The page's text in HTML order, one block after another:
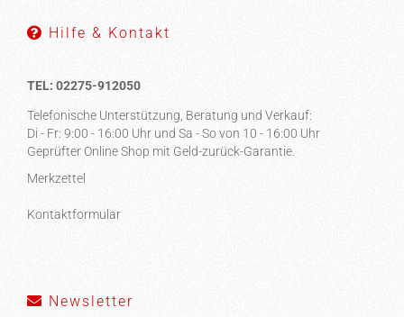
Hilfe & Kontakt
TEL: 02275-912050
Telefonische Unterstützung, Beratung und Verkauf:
Di - Fr: 9:00 - 16:00 Uhr und Sa - So von 10 - 16:00 Uhr
Geprüfter Online Shop mit Geld-zurück-Garantie.
Merkzettel
Kontaktformular
Newsletter